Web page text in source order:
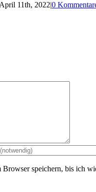
11th, 2022|0
speichern, bis ich